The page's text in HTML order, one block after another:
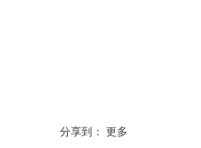
分享到： 更多